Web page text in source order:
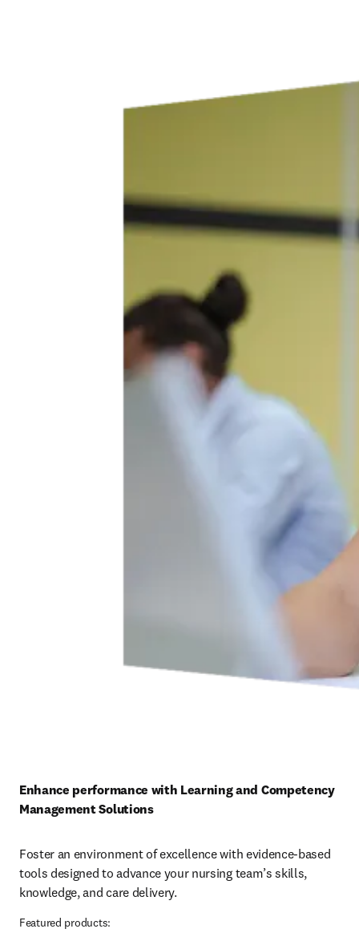
Enhance performance with Learning and Competency
Management Solutions
Foster an environment of excellence with evidence-based
tools designed to advance your nursing team’s skills,
knowledge, and care delivery.
Featured products: